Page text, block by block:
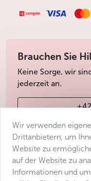
Brauchen Sie
Keine Sorge, wir
jederzeit an.
Geschäftsbedingungen
Wir verwenden
Drittanbietern, um
Website zu
auf der Website zu
Informationen und